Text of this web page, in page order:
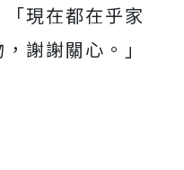
現在都在乎家
謝謝關心。」